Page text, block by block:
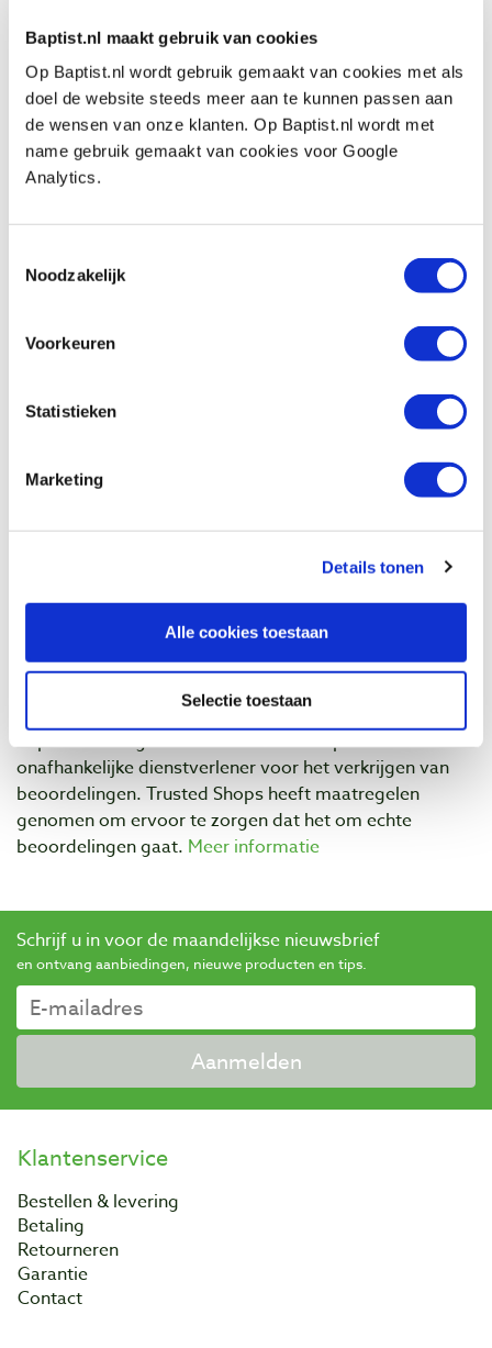
Baptist.nl maakt gebruik van cookies
Op Baptist.nl wordt gebruik gemaakt van cookies met als
doel de website steeds meer aan te kunnen passen aan
de wensen van onze klanten. Op Baptist.nl wordt met
name gebruik gemaakt van cookies voor Google
Analytics.
Noodzakelijk
Voorkeuren
Statistieken
Marketing
Details tonen
Alle cookies toestaan
Selectie toestaan
Op voorraad
Vergelijken
Bahco blokvijl 200 mm
Artikelnummer: 103478
€ 13,93 excl. btw
Niet op voorraad, mail ons voor de levertijd
Beoordelingen
Baptist maakt gebruik van Trusted Shops als een
onafhankelijke dienstverlener voor het verkrijgen van
beoordelingen. Trusted Shops heeft maatregelen
genomen om ervoor te zorgen dat het om echte
beoordelingen gaat. Meer informatie
Schrijf u in voor de maandelijkse nieuwsbrief
en ontvang aanbiedingen, nieuwe producten en tips.
Aanmelden
Klantenservice
Bestellen & levering
Betaling
Retourneren
Garantie
Contact